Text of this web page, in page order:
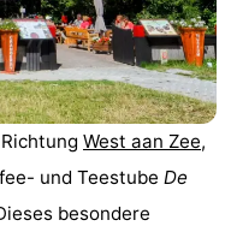
West aan Zee,
und Teestube De
besondere